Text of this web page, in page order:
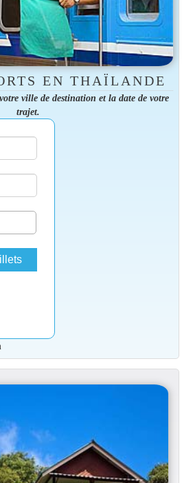
EN THAÏLANDE
ville de destination et la date de votre
trajet.